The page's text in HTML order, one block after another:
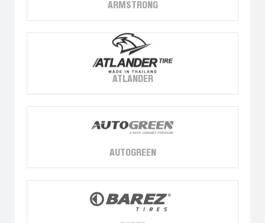
ARMSTRONG
ATLANDER
AUTOGREEN